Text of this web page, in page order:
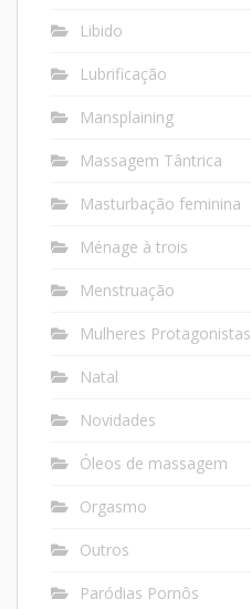
Libido
Lubrificação
Mansplaining
Massagem Tântrica
Masturbação feminina
Ménage à trois
Menstruação
Mulheres Protagonistas
Natal
Novidades
Óleos de massagem
Orgasmo
Outros
Paródias Pornôs